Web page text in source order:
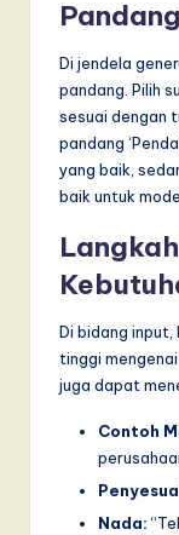
Pandang
Di jendela
pandang. Pilih
sesuai dengan
pandang
yang baik,
baik untuk
Di bidang
tinggi
juga dapat
Contoh
Nada: